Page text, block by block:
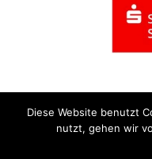
Bücher
Diese Website benutzt
nutzt, gehen wir